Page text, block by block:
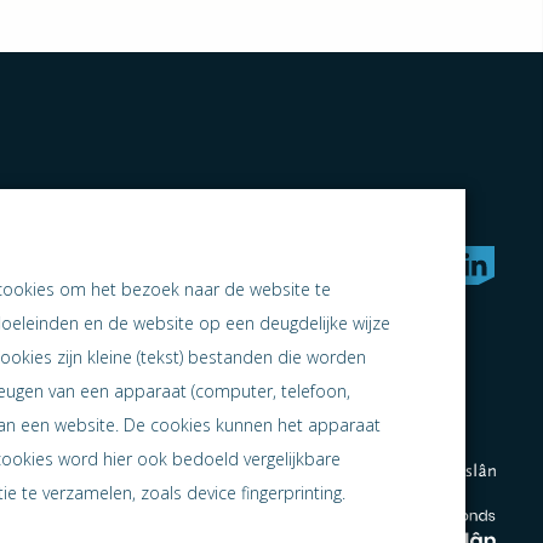
naar samen ondernemen
om het bezoek naar de website te
en de website op een deugdelijke wijze
zijn kleine (tekst) bestanden die worden
van een apparaat (computer, telefoon,
een website. De cookies kunnen het apparaat
word hier ook bedoeld vergelijkbare
te verzamelen, zoals device fingerprinting.